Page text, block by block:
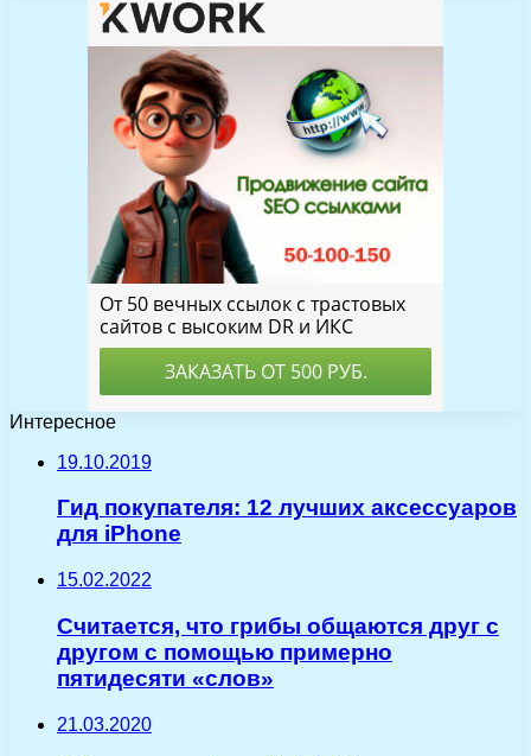
Интересное
19.10.2019
Гид покупателя: 12 лучших аксессуаров
для iPhone
15.02.2022
Считается, что грибы общаются друг с
другом с помощью примерно
пятидесяти «слов»
21.03.2020